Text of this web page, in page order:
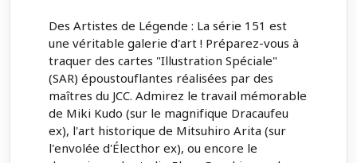
Des Artistes de Légende : La série 151 est
une véritable galerie d'art ! Préparez-vous à
traquer des cartes "Illustration Spéciale"
(SAR) époustouflantes réalisées par des
maîtres du JCC. Admirez le travail mémorable
de Miki Kudo (sur le magnifique Dracaufeu
ex), l'art historique de Mitsuhiro Arita (sur
l'envolée d'Électhor ex), ou encore le